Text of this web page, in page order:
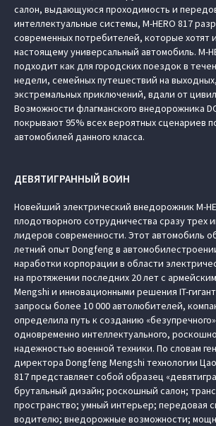
салон, выдающуюся проходимость и
интеллектуальные системы, M‑HERO 817
современных потребителей, которые хотят
настоящему универсальный автомобиль.
подходит как для городских поездок в
недели, семейных путешествий на
экстремальных приключений, вдали от
Возможности флагманского внедорожника
покрывают 95% всех вероятных сценариев
автомобилей данного класса.
ДЕВЯТИГРАННЫЙ ВОИН
Новейший электрический внедорожник
плодотворного сотрудничества сразу трех
лидеров современности. Этот автомобиль
летний опыт Dongfeng в
наработки корпорации в области
на протяжении последних 20 лет с
Mengshi и инновационными решения IT-
запросы более 10 000 автолюбителей,
определила путь к созданию
одновременно интеллектуального,
надежностью военной техники. По словам
директора Dongfeng Mengshi технологии Цао
817 представляет собой образец
брутальный дизайн; роскошный салон;
пространство; умный интерьер; передовая
водителю; внедорожные возможности;